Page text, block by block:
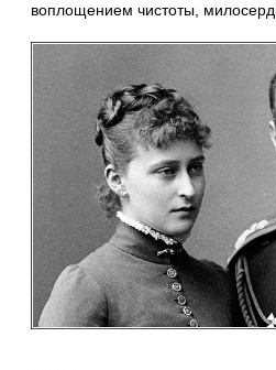
воплощением чистоты,